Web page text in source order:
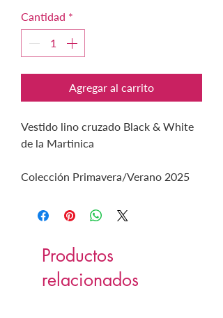
Cantidad *
Agregar al carrito
Vestido lino cruzado Black & White
de la Martinica
Colección Primavera/Verano 2025
Productos
relacionados